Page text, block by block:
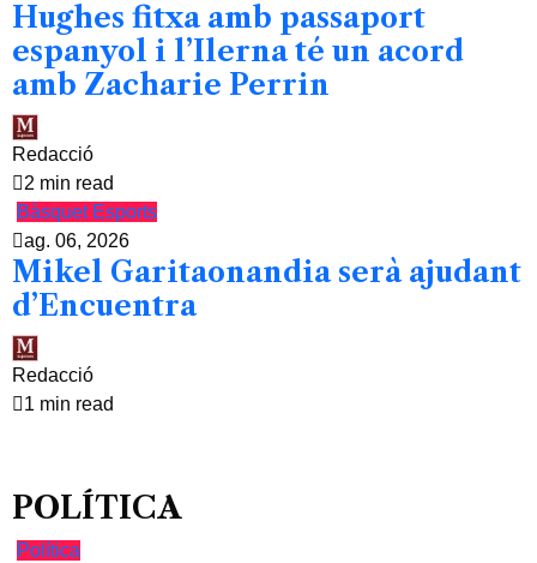
Hughes fitxa amb passaport
espanyol i l’Ilerna té un acord
amb Zacharie Perrin
Redacció
2 min read
Bàsquet Esports
ag. 06, 2026
Mikel Garitaonandia serà ajudant
d’Encuentra
Redacció
1 min read
POLÍTICA
Política